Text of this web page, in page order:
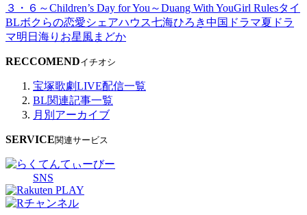
３・６～Children’s Day for You～Duang With YouGirl Rulesタイ
BLボクらの恋愛シェアハウス七海ひろき中国ドラマ夏ドラ
マ明日海りお星風まどか
RECCOMENDイチオシ
宝塚歌劇LIVE配信一覧
BL関連記事一覧
月別アーカイブ
SERVICE関連サービス
SNS